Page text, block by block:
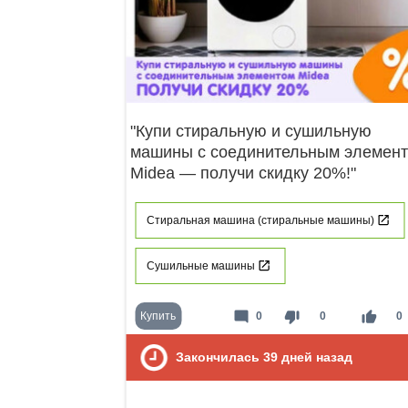
"Купи стиральную и сушильную
машины с соединительным
Midea — получи скидку 20%!"
Стиральная машина (стиральные машины)
Сушильные машины
Купить thumb_down 0 thumb_up 0
mode_comment 0
Закончилась 39 дней назад